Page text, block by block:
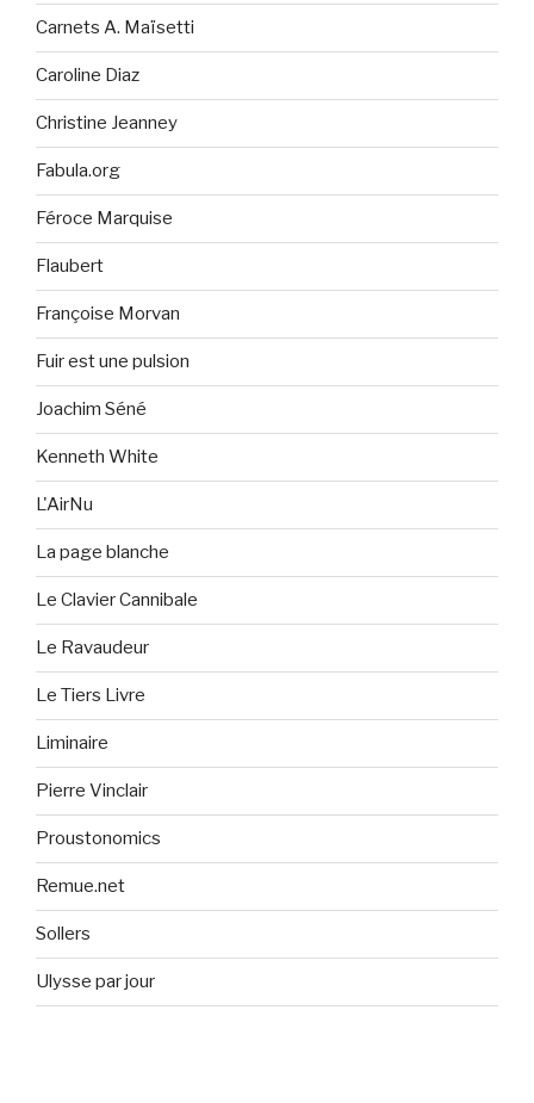
Carnets A. Maïsetti
Caroline Diaz
Christine Jeanney
Fabula.org
Féroce Marquise
Flaubert
Françoise Morvan
Fuir est une pulsion
Joachim Séné
Kenneth White
L'AirNu
La page blanche
Le Clavier Cannibale
Le Ravaudeur
Le Tiers Livre
Liminaire
Pierre Vinclair
Proustonomics
Remue.net
Sollers
Ulysse par jour